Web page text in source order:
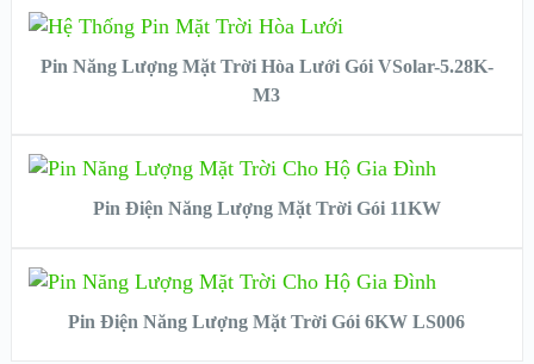
VIEW DETAILS
READ MORE
Pin Năng Lượng Mặt Trời Hòa Lưới Gói VSolar-5.28K-
M3
VIEW DETAILS
READ MORE
Pin Điện Năng Lượng Mặt Trời Gói 11KW
VIEW DETAILS
READ MORE
Pin Điện Năng Lượng Mặt Trời Gói 6KW LS006